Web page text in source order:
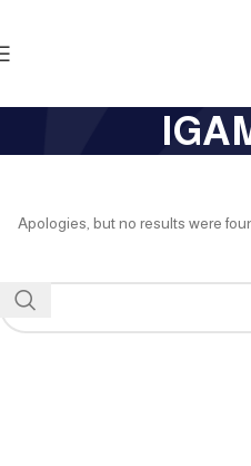
Apologies, but no results were